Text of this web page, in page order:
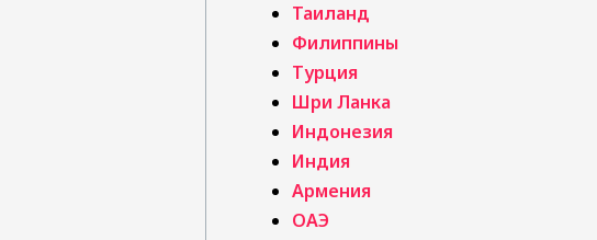
Таиланд
Филиппины
Турция
Шри Ланка
Индонезия
Индия
Армения
ОАЭ